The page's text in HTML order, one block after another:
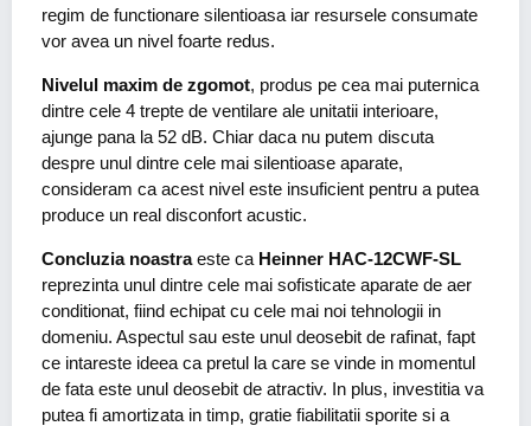
regim de functionare silentioasa iar resursele consumate
vor avea un nivel foarte redus.
Nivelul maxim de zgomot, produs pe cea mai puternica
dintre cele 4 trepte de ventilare ale unitatii interioare,
ajunge pana la 52 dB. Chiar daca nu putem discuta
despre unul dintre cele mai silentioase aparate,
consideram ca acest nivel este insuficient pentru a putea
produce un real disconfort acustic.
Concluzia noastraeste ca Heinner HAC-12CWF-SL
reprezinta unul dintre cele mai sofisticate aparate de aer
conditionat, fiind echipat cu cele mai noi tehnologii in
domeniu. Aspectul sau este unul deosebit de rafinat, fapt
ce intareste ideea ca pretul la care se vinde in momentul
de fata este unul deosebit de atractiv. In plus, investitia va
putea fi amortizata in timp, gratie fiabilitatii sporite si a